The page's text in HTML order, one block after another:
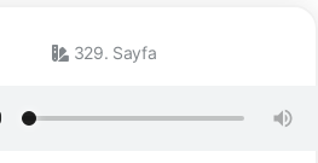
329. Sayfa